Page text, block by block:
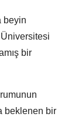
beyin
Üniversitesi
bir
beklenen bir